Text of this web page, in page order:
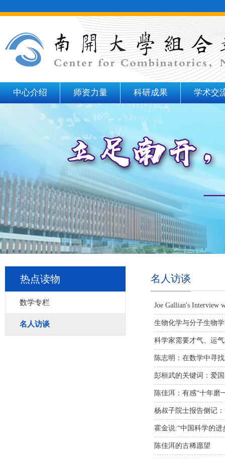
中心介绍 师资力量 科研成果 学术交
热点读物
数学专栏
名人访谈
名人访谈
Joe Gallian's Interview
生物化学与分子生物
科学家需要才气、运
陈志明：在数学中寻
彭桓武的关键词：爱
陈佳洱：有感“十年磨
杨叔子院士报告侧记
霍金说:“中国科学的进
陈佳洱的古稀愿望